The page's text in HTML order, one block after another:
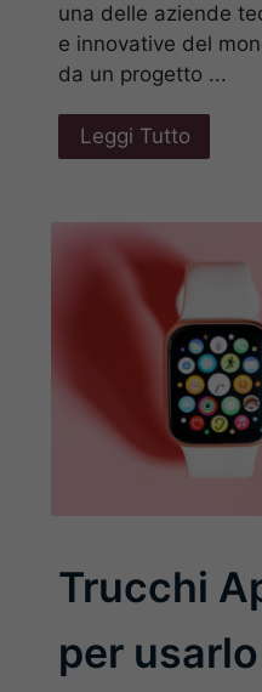
una delle aziende
e innovative del
da un progetto ...
Leggi Tutto
Trucchi
per